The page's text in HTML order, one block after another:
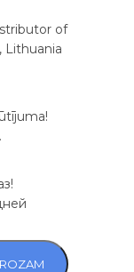
of
Lithuania